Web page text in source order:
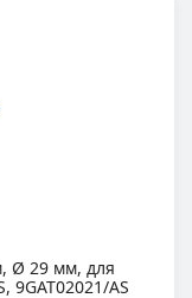
Ø 29 мм, для
9GAT02021/AS